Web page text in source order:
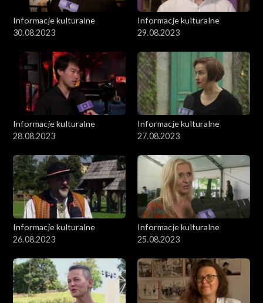
Informacje kulturalne
30.08.2023
Informacje kulturalne
29.08.2023
Informacje kulturalne
28.08.2023
Informacje kulturalne
27.08.2023
Informacje kulturalne
26.08.2023
Informacje kulturalne
25.08.2023